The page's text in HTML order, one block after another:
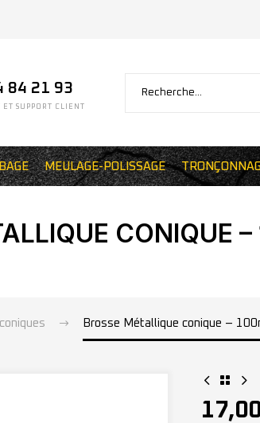
84 21 93
ET SUPPORT CLIENT
MEULAGE-POLISSAGE
CONIQUE
Brosse Métallique conique –